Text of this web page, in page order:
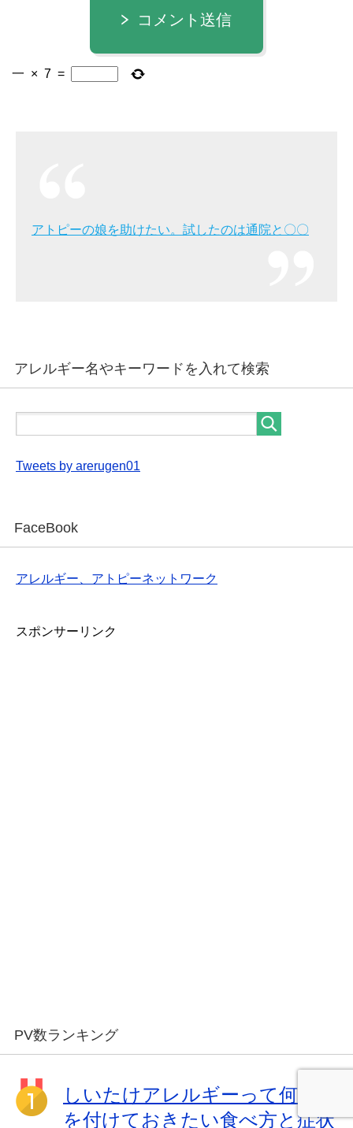
コメント送信
一 × 7 =
アトピーの娘を助けたい。試したのは通院と〇〇
アレルギー名やキーワードを入れて検索
Tweets by arerugen01
FaceBook
アレルギー、アトピーネットワーク
スポンサーリンク
PV数ランキング
しいたけアレルギーって何?気
を付けておきたい食べ方と症状